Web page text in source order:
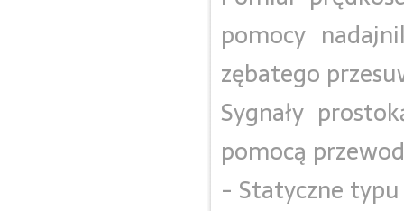
pomocy
zębatego
Sygnały
pomocą
- Statyczne typu